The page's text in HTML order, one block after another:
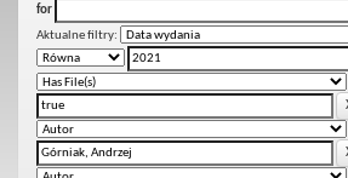
for
Aktualne filtry: